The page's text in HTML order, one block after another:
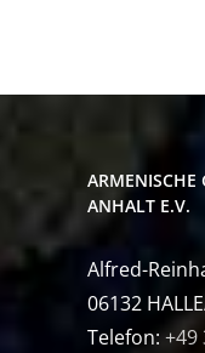
ARMENISCHE
ANHALT E.V.
Alfred-
06132
Telefon: +49